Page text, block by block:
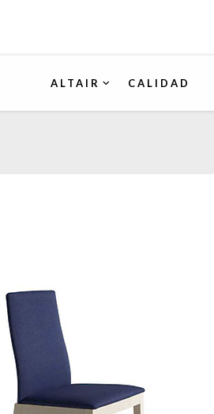
ALTAIR CALIDAD